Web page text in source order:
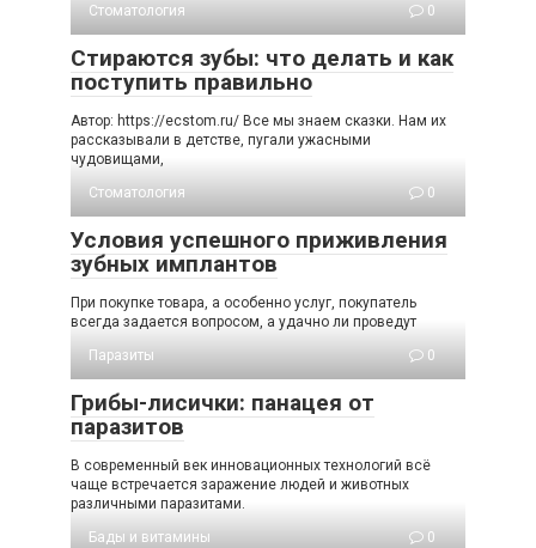
Стоматология
0
Стираются зубы: что делать и как
поступить правильно
Автор: https://ecstom.ru/ Все мы знаем сказки. Нам их
рассказывали в детстве, пугали ужасными
чудовищами,
Стоматология
0
Условия успешного приживления
зубных имплантов
При покупке товара, а особенно услуг, покупатель
всегда задается вопросом, а удачно ли проведут
Паразиты
0
Грибы-лисички: панацея от
паразитов
В современный век инновационных технологий всё
чаще встречается заражение людей и животных
различными паразитами.
Бады и витамины
0